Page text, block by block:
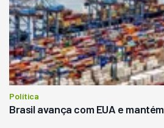
Política
Brasil avança com EUA e